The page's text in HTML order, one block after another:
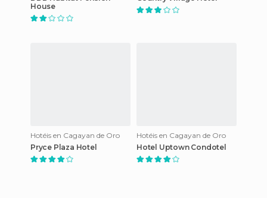
House
Hotéis en Cagayan de Oro
Pryce Plaza Hotel
Hotéis en Cagayan de Oro
Hotel Uptown Condotel